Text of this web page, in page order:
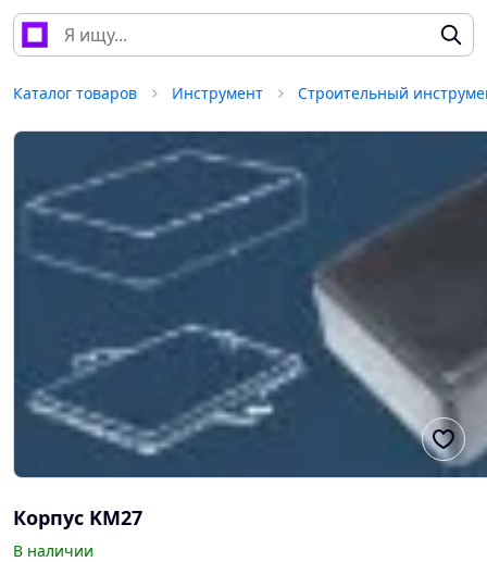
Каталог товаров Инструмент Строительный
Корпус KM27
В наличии